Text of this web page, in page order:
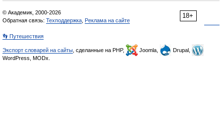
18+
© Академик, 2000-2026
Обратная связь: Техподдержка Реклама на сайте
👣 Путешествия
Экспорт словарей на сайты , сделанные на PHP, Joomla,
Drupal,
WordPress, MODx.